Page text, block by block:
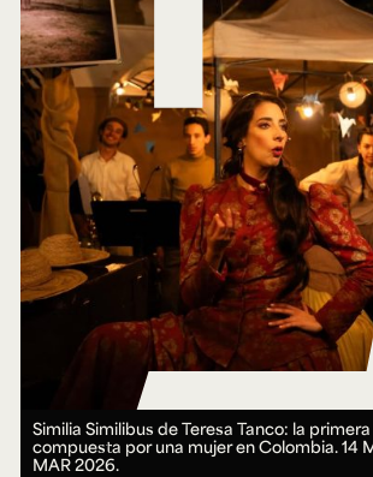
Similia Similibus de Teresa Tanco: la
compuesta por una mujer en Colombia.14
MAR 2026.